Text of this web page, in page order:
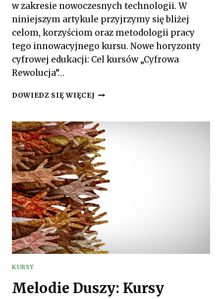
w zakresie nowoczesnych technologii. W
niniejszym artykule przyjrzymy się bliżej
celom, korzyściom oraz metodologii pracy
tego innowacyjnego kursu. Nowe horyzonty
cyfrowej edukacji: Cel kursów „Cyfrowa
Rewolucja”…
DOWIEDZ SIĘ WIĘCEJCYFROWA
KOMPUTEROWE
I
TECHNOLOGICZNE
KURSY
Melodie Duszy: Kursy